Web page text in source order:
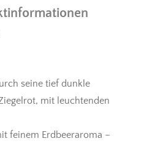
seine tief dunkle
mit leuchtenden
feinem Erdbeeraroma –